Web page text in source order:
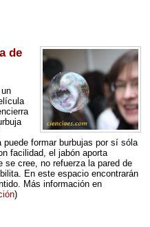
de
formar burbujas por sí sóla
facilidad, el jabón aporta
se cree, no refuerza la pared de
En este espacio encontrarán
Más información en
)